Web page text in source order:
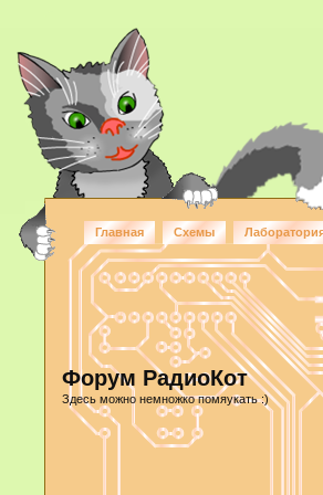
Главная Схемы
Форум РадиоКот
Здесь можно немножко помяукать :)